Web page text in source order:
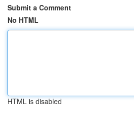
Submit a Comment
No HTML
HTML is disabled